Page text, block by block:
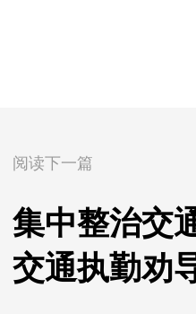
阅读下一篇
集中整治交
交通执勤劝